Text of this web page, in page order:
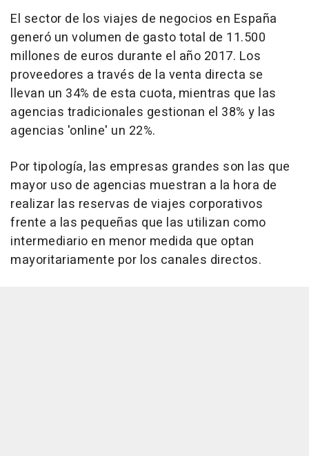
El sector de los viajes de negocios en España
generó un volumen de gasto total de 11.500
millones de euros durante el año 2017. Los
proveedores a través de la venta directa se
llevan un 34% de esta cuota, mientras que las
agencias tradicionales gestionan el 38% y las
agencias 'online' un 22%.
Por tipología, las empresas grandes son las que
mayor uso de agencias muestran a la hora de
realizar las reservas de viajes corporativos
frente a las pequeñas que las utilizan como
intermediario en menor medida que optan
mayoritariamente por los canales directos.